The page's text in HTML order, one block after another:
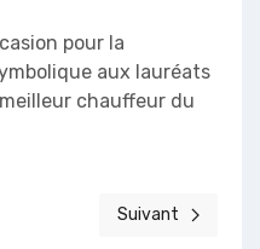
pour la
aux lauréats
chauffeur du
Départ en RetraiteArticle suivant :
Suivant